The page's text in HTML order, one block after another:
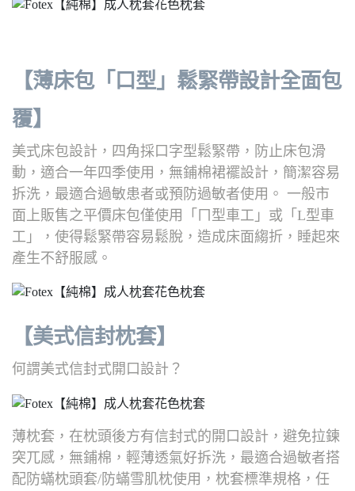
【薄床包「口型」鬆緊帶設計全面包
覆】
美式床包設計，四角採口字型鬆緊帶，防止床包滑
動，適合一年四季使用，無鋪棉裙襬設計，簡潔容易
拆洗，最適合過敏患者或預防過敏者使用。 一般市
面上販售之平價床包僅使用「ㄇ型車工」或「L型車
工」，使得鬆緊帶容易鬆脫，造成床面縐折，睡起來
產生不舒服感。
【美式信封枕套】
何謂美式信封式開口設計？
薄枕套，在枕頭後方有信封式的開口設計，避免拉鍊
突兀感，無鋪棉，輕薄透氣好拆洗，最適合過敏者搭
配防蟎枕頭套/防蟎雪肌枕使用，枕套標準規格，任